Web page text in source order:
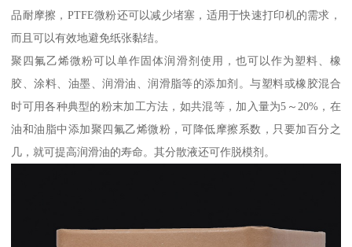
品耐摩擦，PTFE微粉还可以减少堵塞，适用于快速打印机的需求，
而且可以有效地避免纸张黏结。
聚四氟乙烯微粉可以单作固体润滑剂使用，也可以作为塑料、橡
胶、涂料、油墨、润滑油、润滑脂等的添加剂。与塑料或橡胶混合
时可用各种典型的粉末加工方法，如共混等，加入量为5～20%，在
油和油脂中添加聚四氟乙烯微粉，可降低摩擦系数，只要加百分之
几，就可提高润滑油的寿命。其分散液还可作脱模剂。